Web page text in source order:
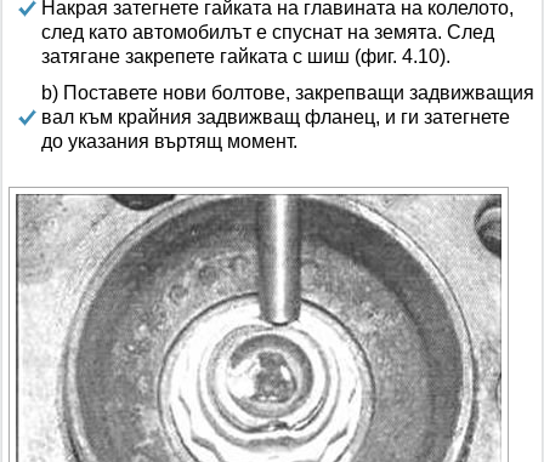
Накрая затегнете гайката на главината на колелото,
след като автомобилът е спуснат на земята. След
затягане закрепете гайката с шиш (фиг. 4.10).
b) Поставете нови болтове, закрепващи задвижващия
вал към крайния задвижващ фланец, и ги затегнете
до указания въртящ момент.